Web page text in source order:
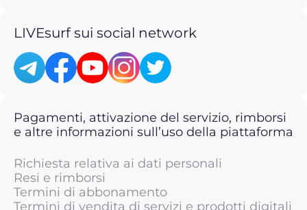
LIVEsurf sui social network
Pagamenti, attivazione del servizio, rimborsi
e altre informazioni sull’uso della piattaforma
Richiesta relativa ai dati personali
Resi e rimborsi
Termini di abbonamento
Termini di vendita di servizi e prodotti digitali